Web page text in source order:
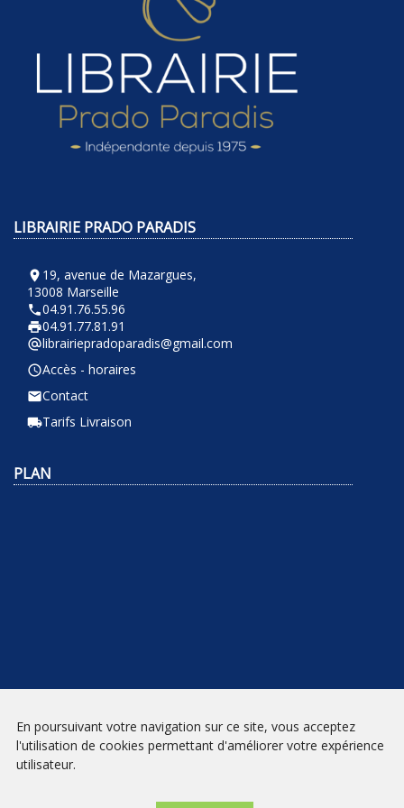
LIBRAIRIE PRADO PARADIS
room 19, avenue de Mazargues,
13008 Marseille
phone04.91.76.55.96
local_printshop04.91.77.81.91
alternate_emaillibrairiepradoparadis@gmail.com
query_builderAccès - horaires
emailContact
local_shippingTarifs Livraison
PLAN
NEWSLETTER
En poursuivant votre navigation sur ce site, vous acceptez
l'utilisation de cookies permettant d'améliorer votre expérience
utilisateur.